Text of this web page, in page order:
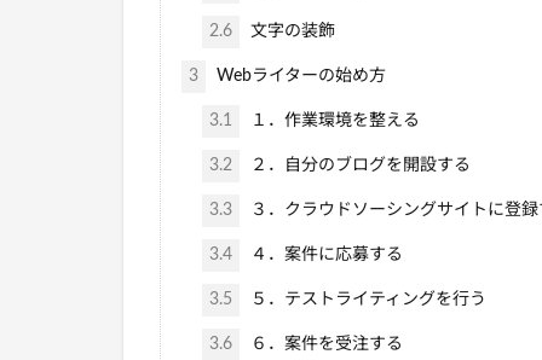
2.6 文字の装飾
3 Webライターの始め方
3.1 １．作業環境を整える
3.2 ２．自分のブログを開設する
3.3 ３．クラウドソーシングサイトに登録
3.4 ４．案件に応募する
3.5 ５．テストライティングを行う
3.6 ６．案件を受注する